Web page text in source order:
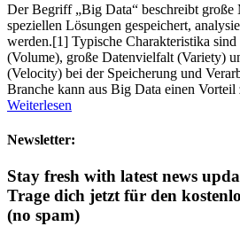
Der Begriff „Big Data“ beschreibt große
speziellen Lösungen gespeichert,
werden.[1] Typische Charakteristika sind
(Volume), große Datenvielfalt (Variety)
(Velocity) bei der Speicherung und
Branche kann aus Big Data einen
Weiterlesen
Newsletter:
Stay fresh with latest news
Trage dich jetzt für den
(no spam)